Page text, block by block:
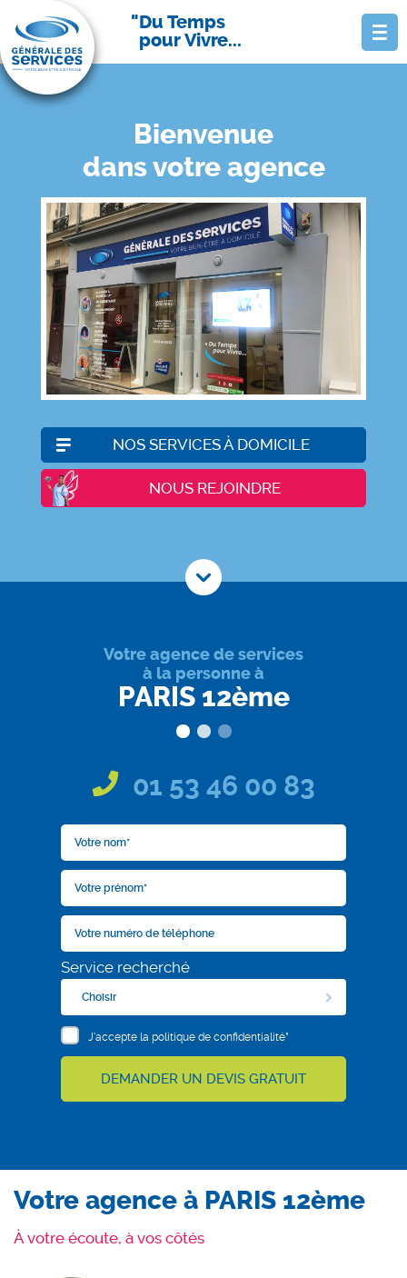
Du Temps
pour Vivre...
Bienvenue
dans votre agence
NOS SERVICES À DOMICILE
NOUS REJOINDRE
Votre agence de services
à la personne à
PARIS 12ème
01 53 46 00 83
Service recherché
Choisir
J'accepte la politique de confidentialité*
DEMANDER UN DEVIS GRATUIT
Votre agence à PARIS 12ème
À votre écoute, à vos côtés